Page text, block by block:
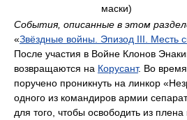
маски)
События, описанные в этом
«Звёздные войны. Эпизод III. Месть
После участия в Войне Клонов
возвращаются на Корусант. Во
поручено проникнуть на линкор
одного из командиров армии
для того, чтобы освободить из плена